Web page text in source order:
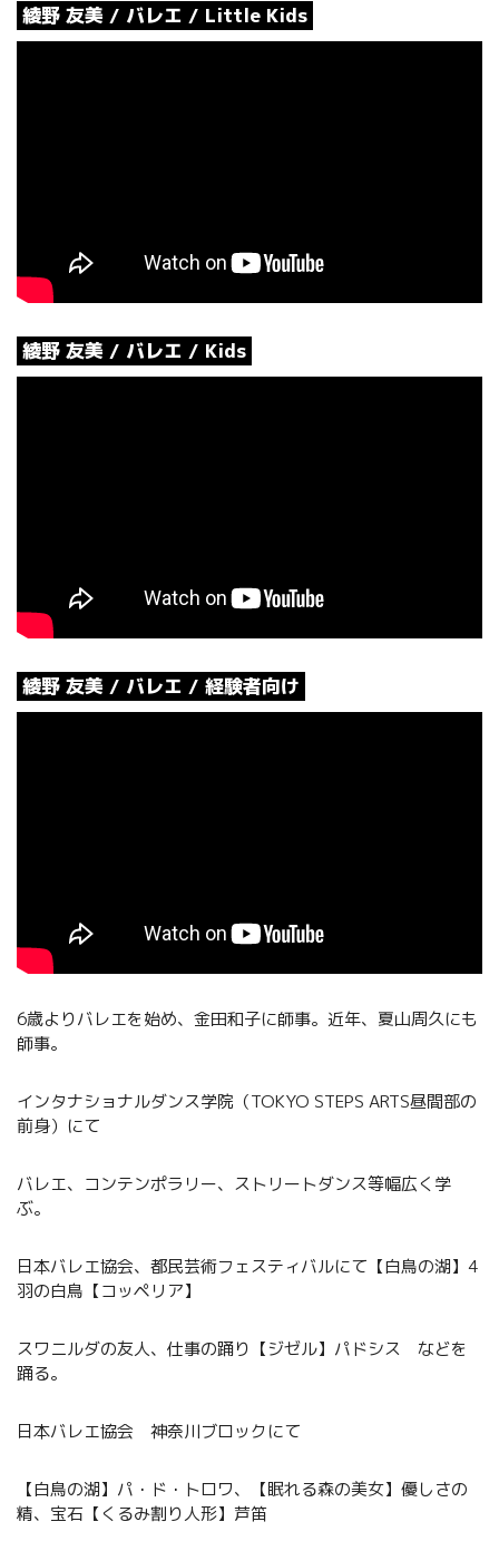
綾野 友美 / バレエ / Little Kids
綾野 友美 / バレエ / Kids
綾野 友美 / バレエ / 経験者向け
6歳よりバレエを始め、金田和子に師事。近年、夏山周久にも
師事。
インタナショナルダンス学院（TOKYO STEPS ARTS昼間部の
前身）にて
バレエ、コンテンポラリー、ストリートダンス等幅広く学
ぶ。
日本バレエ協会、都民芸術フェスティバルにて【白鳥の湖】4
羽の白鳥【コッペリア】
スワニルダの友人、仕事の踊り【ジゼル】パドシス などを
踊る。
日本バレエ協会 神奈川ブロックにて
【白鳥の湖】パ・ド・トロワ、【眠れる森の美女】優しさの
精、宝石【くるみ割り人形】芦笛